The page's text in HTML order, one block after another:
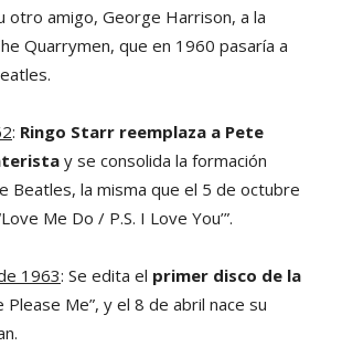
otro amigo, George Harrison, a la
Quarrymen, que en 1960 pasaría a
: Ringo Starr reemplaza a Pete
y se consolida la formación
Beatles, la misma que el 5 de octubre
Me Do / P.S. I Love You’”.
1963: Se edita el primer disco de la
Please Me”, y el 8 de abril nace su